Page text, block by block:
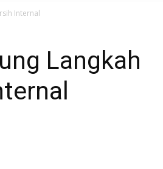
Internal
Langkah